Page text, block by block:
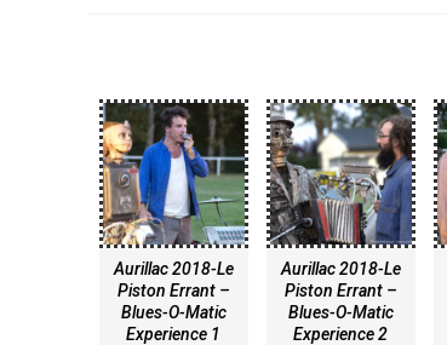
Aurillac 2018-Le
Piston Errant –
Blues-O-Matic
Experience 1
Aurillac 2018-Le
Piston Errant –
Blues-O-Matic
Experience 2